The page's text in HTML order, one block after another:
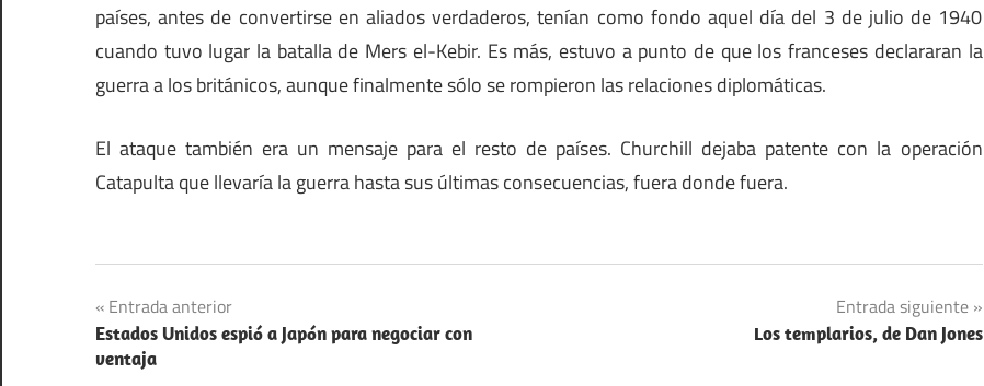
países, antes de convertirse en aliados verdaderos, tenían como fondo aquel día del 3 de julio de 1940
cuando tuvo lugar la batalla de Mers el-Kebir. Es más, estuvo a punto de que los franceses declararan la
guerra a los británicos, aunque finalmente sólo se rompieron las relaciones diplomáticas.
El ataque también era un mensaje para el resto de países. Churchill dejaba patente con la operación
Catapulta que llevaría la guerra hasta sus últimas consecuencias, fuera donde fuera.
Segunda
Guerra
Mundial
Navegación
de
Entrada anterior
Estados Unidos espió a Japón para negociar con
ventaja
Entrada siguiente
Los templarios, de Dan Jones